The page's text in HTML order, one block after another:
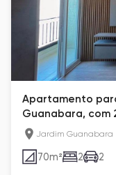
Apartamento
Guanabara, com
Guanabara
Jardim Guanabara
70m² 2 2